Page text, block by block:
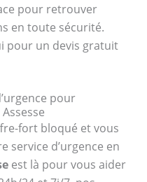
pour retrouver
en toute sécurité.
pour un devis gratuit
pour
fort bloqué et vous
service d’urgence en
est là pour vous aider